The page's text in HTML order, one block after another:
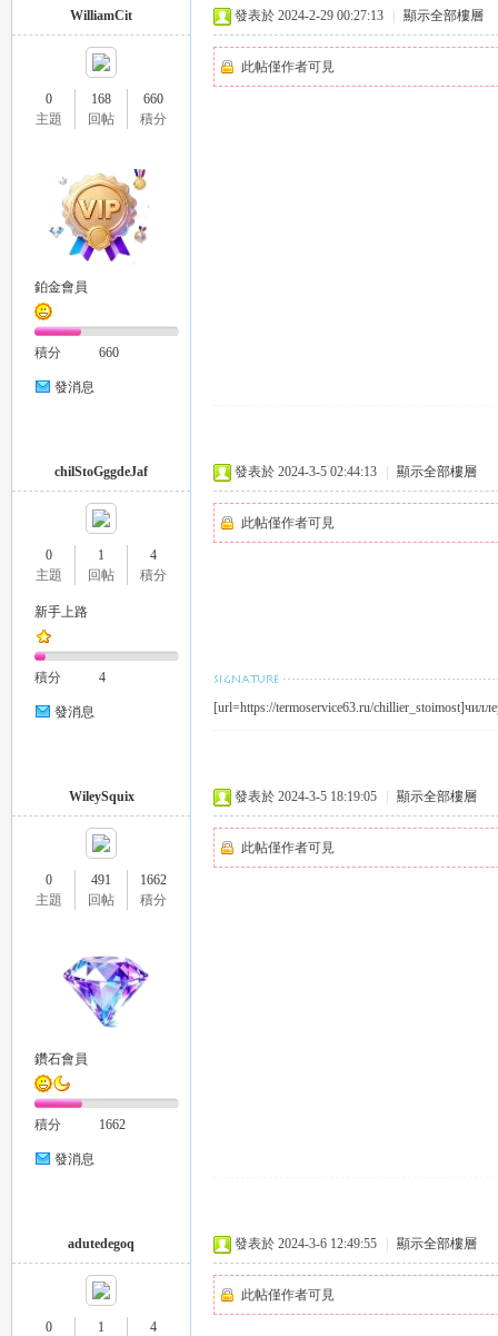
WilliamCit
0
主題
168
回帖
660
積分
鉑金會員
積分 660
發消息
發表於 2024-2-29 00:27:13 顯示全部樓層
此帖僅作者可見
chilStoGggdeJaf
0
主題
1
回帖
4
積分
新手上路
積分 4
發消息
發表於 2024-3-5 02:44:13 顯示全部樓層
此帖僅作者可見
[url=https://termoservice63.ru/
WileySquix
0
主題
491
回帖
1662
積分
鑽石會員
積分 1662
發消息
發表於 2024-3-5 18:19:05 顯示全部樓層
此帖僅作者可見
adutedegoq
0
1
4
發表於 2024-3-6 12:49:55 顯示全部樓層
此帖僅作者可見